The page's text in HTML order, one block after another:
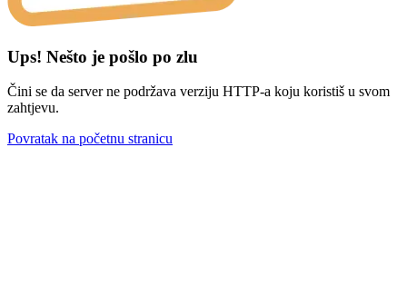
Ups! Nešto je pošlo po zlu
Čini se da server ne podržava verziju HTTP-a koju koristiš u svom
zahtjevu.
Povratak na početnu stranicu